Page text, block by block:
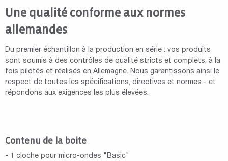
Une qualité conforme aux normes
allemandes
Du premier échantillon à la production en série : vos produits
sont soumis à des contrôles de qualité stricts et complets, à la
fois pilotés et réalisés en Allemagne. Nous garantissons ainsi le
respect de toutes les spécifications, directives et normes - et
répondons aux exigences les plus élevées.
Contenu de la boite
- 1 cloche pour micro-ondes "Basic"